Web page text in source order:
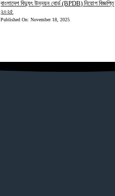
বাংলাদেশ বিদ্যুৎ উন্নয়ন বোর্ড (BPDB) নিয়োগ বিজ্ঞপ্তি
২০২৫
Published On: November 18, 2025